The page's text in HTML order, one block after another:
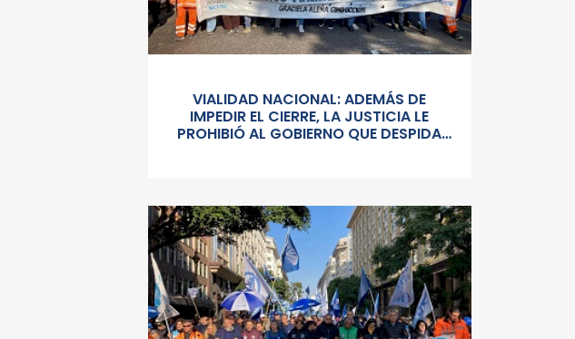
VIALIDAD NACIONAL: ADEMÁS DE
IMPEDIR EL CIERRE, LA JUSTICIA LE
PROHIBIÓ AL GOBIERNO QUE DESPIDA